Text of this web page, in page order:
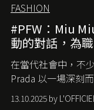
FASHION
#PFW：Miu
動的對話，為
在當代社會中，不
Prada 以一場深刻
13.10.2025 by